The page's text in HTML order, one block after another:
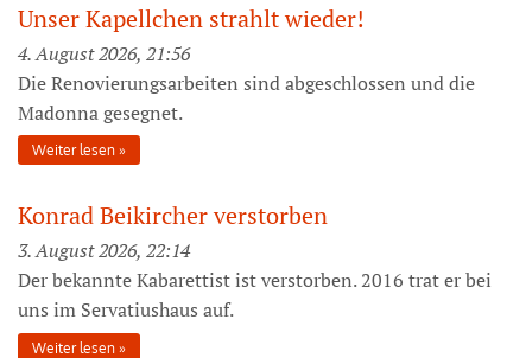
Unser Kapellchen strahlt wieder!
4. August 2026, 21:56
Die Renovierungsarbeiten sind abgeschlossen und die
Madonna gesegnet.
Weiter lesen
Konrad Beikircher verstorben
3. August 2026, 22:14
Der bekannte Kabarettist ist verstorben. 2016 trat er bei
uns im Servatiushaus auf.
Weiter lesen